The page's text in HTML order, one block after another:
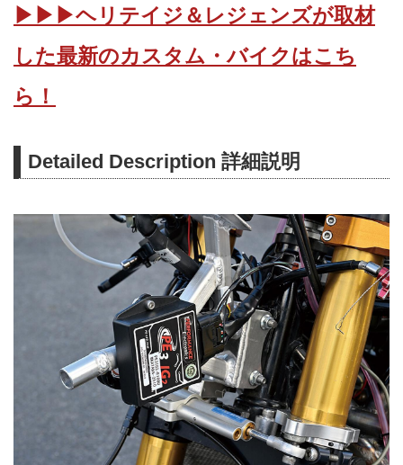
▶▶▶ヘリテイジ＆レジェンズが取材
した最新のカスタム・バイクはこち
ら！
Detailed Description 詳細説明